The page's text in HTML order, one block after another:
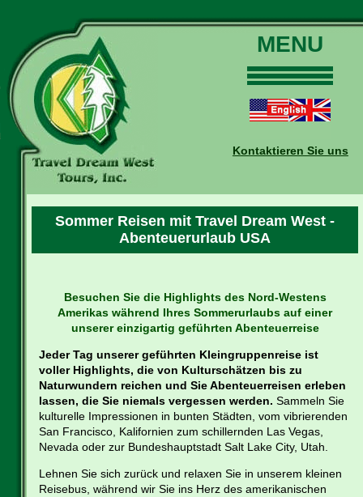
MENU
Touren
Daten und Preise
Buchungen
Auskünfte
Kontakt
Kontaktieren Sie uns
Sommer Reisen mit Travel Dream West -
Abenteuerurlaub USA
Besuchen Sie die Highlights des Nord-Westens
Amerikas während Ihres Sommerurlaubs auf einer
unserer einzigartig geführten Abenteuerreise
Jeder Tag unserer geführten Kleingruppenreise ist
voller Highlights, die von Kulturschätzen bis zu
Naturwundern reichen und Sie Abenteuerreisen erleben
lassen, die Sie niemals vergessen werden. Sammeln Sie
kulturelle Impressionen in bunten Städten, vom vibrierenden
San Francisco, Kalifornien zum schillernden Las Vegas,
Nevada oder zur Bundeshauptstadt Salt Lake City, Utah.
Lehnen Sie sich zurück und relaxen Sie in unserem kleinen
Reisebus, während wir Sie ins Herz des amerikanischen